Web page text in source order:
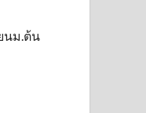
นม.ต้น